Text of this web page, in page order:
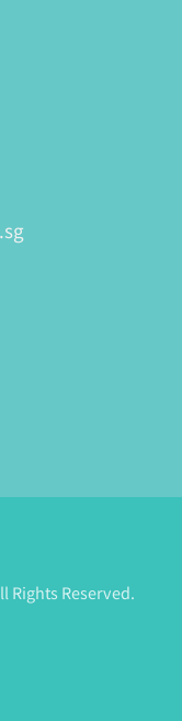
Rights Reserved.